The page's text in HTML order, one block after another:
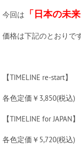
今回は 「日本の未
価格は下記のとおりです
【TIMELINE re-start】
各色定価￥3,850(税込)
【TIMELINE for JAPAN】
各色定価￥5,720(税込)